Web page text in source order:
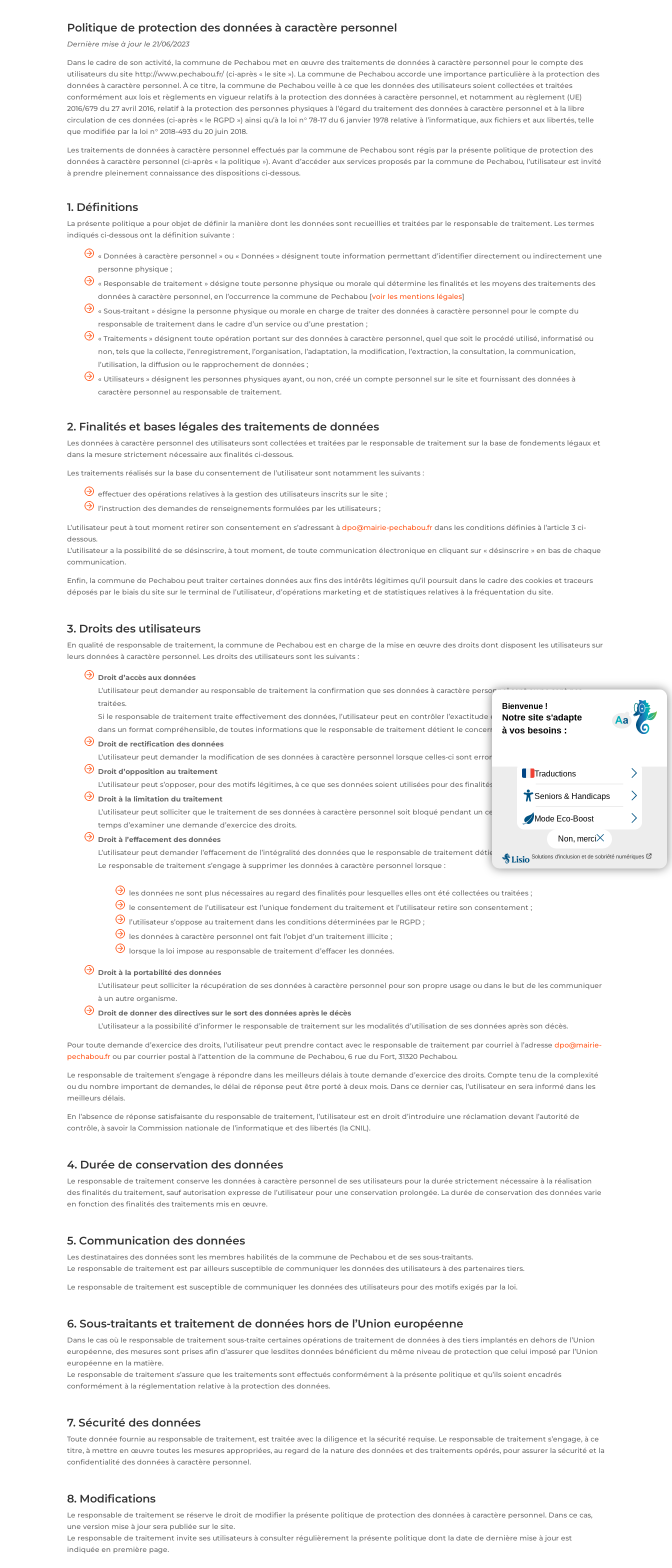
Politique de protection des données à caractère personnel
Dernière mise à jour le 21/06/2023
Dans le cadre de son activité, la commune de Pechabou met en œuvre des traitements de données à caractère personnel pour le compte des
utilisateurs du site http://www.pechabou.fr/ (ci-après « le site »). La commune de Pechabou accorde une importance particulière à la protection des
données à caractère personnel. À ce titre, la commune de Pechabou veille à ce que les données des utilisateurs soient collectées et traitées
conformément aux lois et règlements en vigueur relatifs à la protection des données à caractère personnel, et notamment au règlement (UE)
2016/679 du 27 avril 2016, relatif à la protection des personnes physiques à l’égard du traitement des données à caractère personnel et à la libre
circulation de ces données (ci-après « le RGPD ») ainsi qu’à la loi n° 78-17 du 6 janvier 1978 relative à l’informatique, aux fichiers et aux libertés, telle
que modifiée par la loi n° 2018-493 du 20 juin 2018.
Les traitements de données à caractère personnel effectués par la commune de Pechabou sont régis par la présente politique de protection des
données à caractère personnel (ci-après « la politique »). Avant d’accéder aux services proposés par la commune de Pechabou, l’utilisateur est invité
à prendre pleinement connaissance des dispositions ci-dessous.
1. Définitions
La présente politique a pour objet de définir la manière dont les données sont recueillies et traitées par le responsable de traitement. Les termes
indiqués ci-dessous ont la définition suivante :
« Données à caractère personnel » ou « Données » désignent toute information permettant d’identifier directement ou indirectement une
personne physique ;
« Responsable de traitement » désigne toute personne physique ou morale qui détermine les finalités et les moyens des traitements des
données à caractère personnel, en l’occurrence la commune de Pechabou [voir les mentions légales]
« Sous-traitant » désigne la personne physique ou morale en charge de traiter des données à caractère personnel pour le compte du
responsable de traitement dans le cadre d’un service ou d’une prestation ;
« Traitements » désignent toute opération portant sur des données à caractère personnel, quel que soit le procédé utilisé, informatisé ou
non, tels que la collecte, l’enregistrement, l’organisation, l’adaptation, la modification, l’extraction, la consultation, la communication,
l’utilisation, la diffusion ou le rapprochement de données ;
« Utilisateurs » désignent les personnes physiques ayant, ou non, créé un compte personnel sur le site et fournissant des données à
caractère personnel au responsable de traitement.
2. Finalités et bases légales des traitements de données
Les données à caractère personnel des utilisateurs sont collectées et traitées par le responsable de traitement sur la base de fondements légaux et
dans la mesure strictement nécessaire aux finalités ci-dessous.
Les traitements réalisés sur la base du consentement de l’utilisateur sont notamment les suivants :
effectuer des opérations relatives à la gestion des utilisateurs inscrits sur le site ;
l’instruction des demandes de renseignements formulées par les utilisateurs ;
L’utilisateur peut à tout moment retirer son consentement en s’adressant àdpo@mairie-pechabou.fr dans les conditions définies à l’article 3 ci-
dessous.
L’utilisateur a la possibilité de se désinscrire, à tout moment, de toute communication électronique en cliquant sur « désinscrire » en bas de chaque
communication.
Enfin, la commune de Pechabou peut traiter certaines données aux fins des intérêts légitimes qu’il poursuit dans le cadre des cookies et traceurs
déposés par le biais du site sur le terminal de l’utilisateur, d’opérations marketing et de statistiques relatives à la fréquentation du site.
3. Droits des utilisateurs
En qualité de responsable de traitement, la commune de Pechabou est en charge de la mise en œuvre des droits dont disposent les utilisateurs sur
leurs données à caractère personnel. Les droits des utilisateurs sont les suivants :
Droit d’accès aux données
L’utilisateur peut demander au responsable de traitement la confirmation que ses données à caractère personnel sont ou ne sont pas
traitées.
Si le responsable de traitement traite effectivement des données, l’utilisateur peut en contrôler l’exactitude en sollicitant une copie, lisible
dans un format compréhensible, de toutes informations que le responsable de traitement détient le concernant.
Droit de rectification des données
L’utilisateur peut demander la modification de ses données à caractère personnel lorsque celles-ci sont erronées ou incomplètes.
Droit d’opposition au traitement
L’utilisateur peut s’opposer, pour des motifs légitimes, à ce que ses données soient utilisées pour des finalités précises.
Droit à la limitation du traitement
L’utilisateur peut solliciter que le traitement de ses données à caractère personnel soit bloqué pendant un certain temps, notamment le
temps d’examiner une demande d’exercice des droits.
Droit à l’effacement des données
L’utilisateur peut demander l’effacement de l’intégralité des données que le responsable de traitement détient sur lui.
Le responsable de traitement s’engage à supprimer les données à caractère personnel lorsque :
les données ne sont plus nécessaires au regard des finalités pour lesquelles elles ont été collectées ou traitées ;
le consentement de l’utilisateur est l’unique fondement du traitement et l’utilisateur retire son consentement ;
l’utilisateur s’oppose au traitement dans les conditions déterminées par le RGPD ;
les données à caractère personnel ont fait l’objet d’un traitement illicite ;
lorsque la loi impose au responsable de traitement d’effacer les données.
Droit à la portabilité des données
L’utilisateur peut solliciter la récupération de ses données à caractère personnel pour son propre usage ou dans le but de les communiquer
à un autre organisme.
Droit de donner des directives sur le sort des données après le décès
L’utilisateur a la possibilité d’informer le responsable de traitement sur les modalités d’utilisation de ses données après son décès.
Pour toute demande d’exercice des droits, l’utilisateur peut prendre contact avec le responsable de traitement par courriel à l’adressedpo@mairie-
pechabou.fr ou par courrier postal à l’attention de la commune de Pechabou, 6 rue du Fort, 31320 Pechabou.
Le responsable de traitement s’engage à répondre dans les meilleurs délais à toute demande d’exercice des droits. Compte tenu de la complexité
ou du nombre important de demandes, le délai de réponse peut être porté à deux mois. Dans ce dernier cas, l’utilisateur en sera informé dans les
meilleurs délais.
En l’absence de réponse satisfaisante du responsable de traitement, l’utilisateur est en droit d’introduire une réclamation devant l’autorité de
contrôle, à savoir la Commission nationale de l’informatique et des libertés (la CNIL).
4. Durée de conservation des données
Le responsable de traitement conserve les données à caractère personnel de ses utilisateurs pour la durée strictement nécessaire à la réalisation
des finalités du traitement, sauf autorisation expresse de l’utilisateur pour une conservation prolongée. La durée de conservation des données varie
en fonction des finalités des traitements mis en œuvre.
5. Communication des données
Les destinataires des données sont les membres habilités de la commune de Pechabou et de ses sous-traitants.
Le responsable de traitement est par ailleurs susceptible de communiquer les données des utilisateurs à des partenaires tiers.
Le responsable de traitement est susceptible de communiquer les données des utilisateurs pour des motifs exigés par la loi.
6. Sous-traitants et traitement de données hors de l’Union européenne
Dans le cas où le responsable de traitement sous-traite certaines opérations de traitement de données à des tiers implantés en dehors de l’Union
européenne, des mesures sont prises afin d’assurer que lesdites données bénéficient du même niveau de protection que celui imposé par l’Union
européenne en la matière.
Le responsable de traitement s’assure que les traitements sont effectués conformément à la présente politique et qu’ils soient encadrés
conformément à la réglementation relative à la protection des données.
7. Sécurité des données
Toute donnée fournie au responsable de traitement, est traitée avec la diligence et la sécurité requise. Le responsable de traitement s’engage, à ce
titre, à mettre en œuvre toutes les mesures appropriées, au regard de la nature des données et des traitements opérés, pour assurer la sécurité et la
confidentialité des données à caractère personnel.
8. Modifications
Le responsable de traitement se réserve le droit de modifier la présente politique de protection des données à caractère personnel. Dans ce cas,
une version mise à jour sera publiée sur le site.
Le responsable de traitement invite ses utilisateurs à consulter régulièrement la présente politique dont la date de dernière mise à jour est
indiquée en première page.